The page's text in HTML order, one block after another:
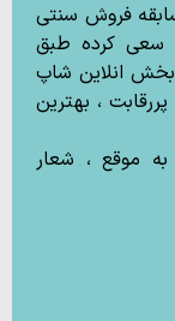
با بیش از ۵۰ سال سابقه فروش سنتی
سعی کرده طبق
انلاین شاپ
، بهترین
موقع ، شعار